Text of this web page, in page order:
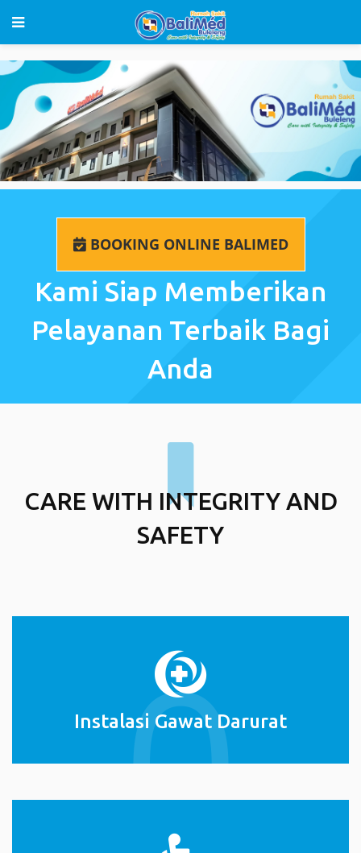
BOOKING ONLINE BALIMED
Kami Siap Memberikan
Pelayanan Terbaik Bagi
Anda
CARE WITH INTEGRITY AND
SAFETY
Instalasi Gawat Darurat